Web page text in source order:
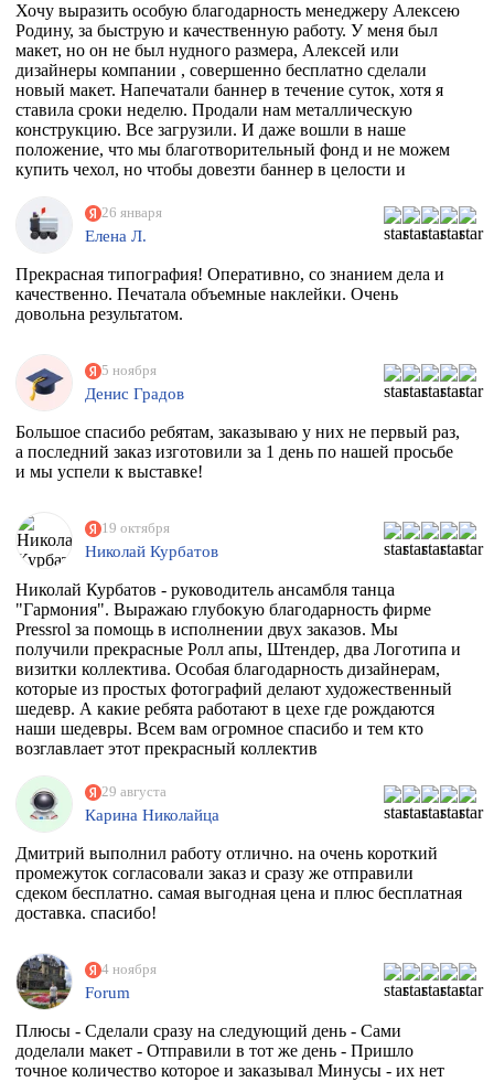
Хочу выразить особую благодарность менеджеру Алексею
Родину, за быструю и качественную работу. У меня был
макет, но он не был нудного размера, Алексей или
дизайнеры компании , совершенно бесплатно сделали
новый макет. Напечатали баннер в течение суток, хотя я
ставила сроки неделю. Продали нам металлическую
конструкцию. Все загрузили. И даже вошли в наше
положение, что мы благотворительный фонд и не можем
купить чехол, но чтобы довезти баннер в целости и
Огромное спасибо вам. Скоро будем новый баннер
печатать, обязательно обратимся к вам
26 января
Елена Л.
Прекрасная типография! Оперативно, со знанием дела и
качественно. Печатала объемные наклейки. Очень
довольна результатом.
5 ноября
Денис Градов
Большое спасибо ребятам, заказываю у них не первый раз,
а последний заказ изготовили за 1 день по нашей просьбе
и мы успели к выставке!
19 октября
Николай Курбатов
Николай Курбатов - руководитель ансамбля танца
"Гармония". Выражаю глубокую благодарность фирме
Pressrol за помощь в исполнении двух заказов. Мы
получили прекрасные Ролл апы, Штендер, два Логотипа и
визитки коллектива. Особая благодарность дизайнерам,
которые из простых фотографий делают художественный
шедевр. А какие ребята работают в цехе где рождаются
наши шедевры. Всем вам огромное спасибо и тем кто
возглавлает этот прекрасный коллектив
обращаться за помощью.
29 августа
Карина Николайца
Дмитрий выполнил работу отлично. на очень короткий
промежуток согласовали заказ и сразу же отправили
сдеком бесплатно. самая выгодная цена и плюс бесплатная
доставка. спасибо!
4 ноября
Forum
Плюсы - Сделали сразу на следующий день - Сами
доделали макет - Отправили в тот же день - Пришло
точное количество которое и заказывал Минусы - их нет